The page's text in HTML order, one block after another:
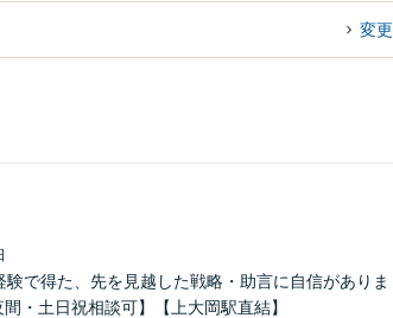
変更
で得た、先を見越した戦略・助言に自信がありま
・土日祝相談可】【上大岡駅直結】